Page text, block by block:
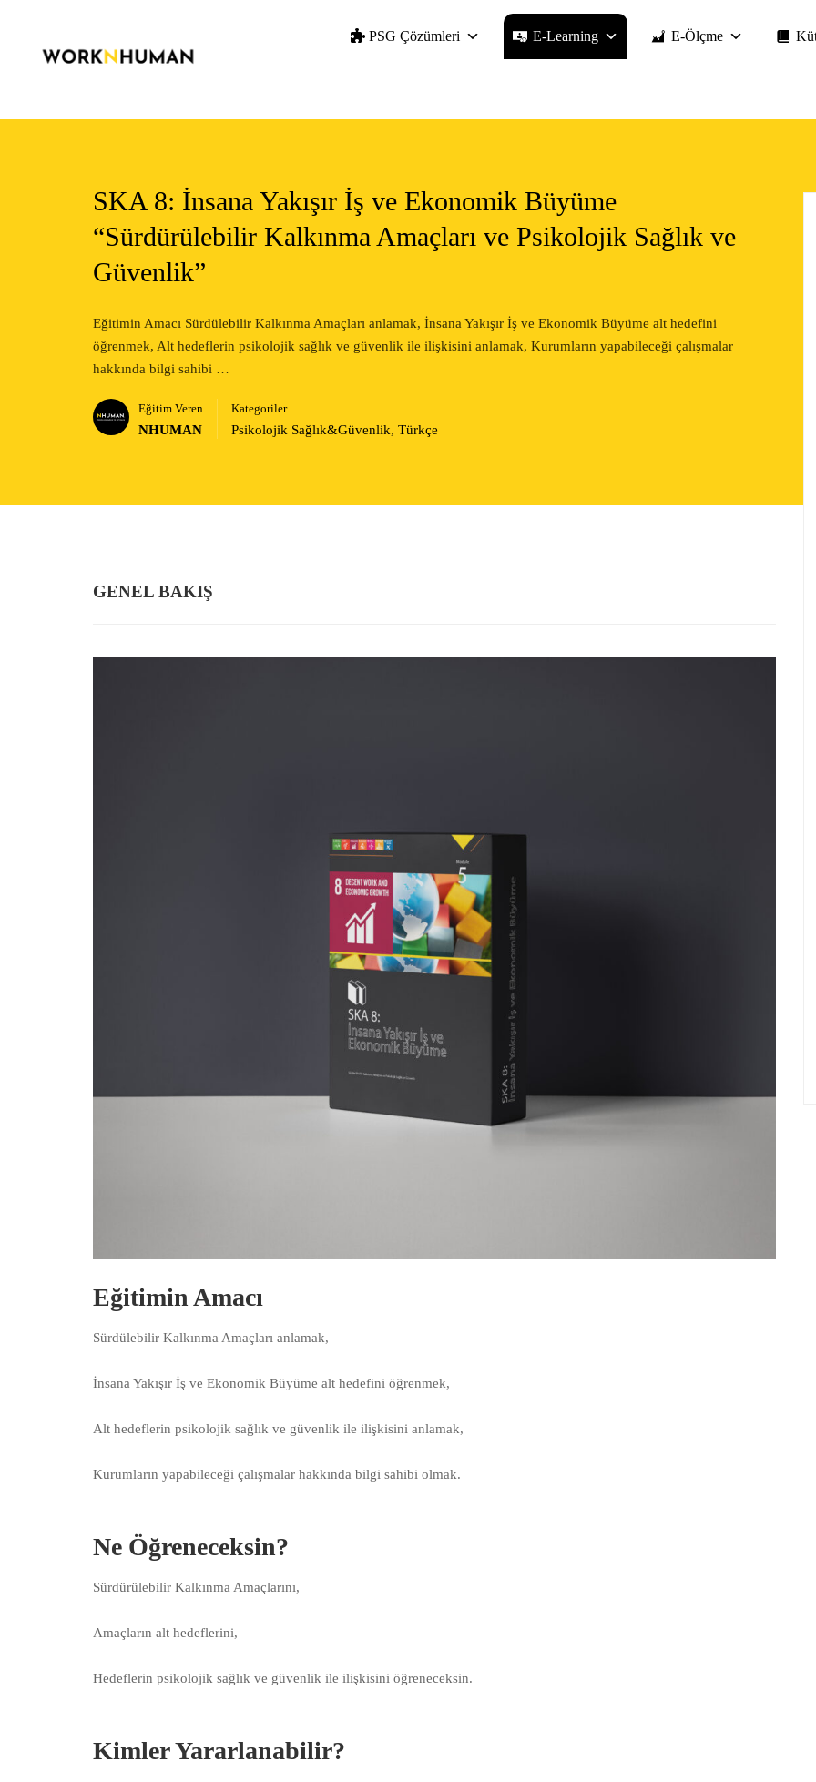
PSG Çözümleri E-Learning E-Ölçme
SKA 8: İnsana Yakışır İş ve Ekonomik Büyüme
“Sürdürülebilir Kalkınma Amaçları ve Psikolojik Sağlık ve
Güvenlik”
Eğitimin Amacı Sürdülebilir Kalkınma Amaçları anlamak, İnsana Yakışır İş ve Ekonomik Büyüme alt hedefini
öğrenmek, Alt hedeflerin psikolojik sağlık ve güvenlik ile ilişkisini anlamak, Kurumların yapabileceği çalışmalar
hakkında bilgi sahibi …
Eğitim Veren
NHUMAN
Kategoriler
Psikolojik Sağlık&Güvenlik, Türkçe
GENEL BAKIŞ
Eğitimin Amacı
Sürdülebilir Kalkınma Amaçları anlamak,
İnsana Yakışır İş ve Ekonomik Büyüme alt hedefini öğrenmek,
Alt hedeflerin psikolojik sağlık ve güvenlik ile ilişkisini anlamak,
Kurumların yapabileceği çalışmalar hakkında bilgi sahibi olmak.
Ne Öğreneceksin?
Sürdürülebilir Kalkınma Amaçlarını,
Amaçların alt hedeflerini,
Hedeflerin psikolojik sağlık ve güvenlik ile ilişkisini öğreneceksin.
Kimler Yararlanabilir?